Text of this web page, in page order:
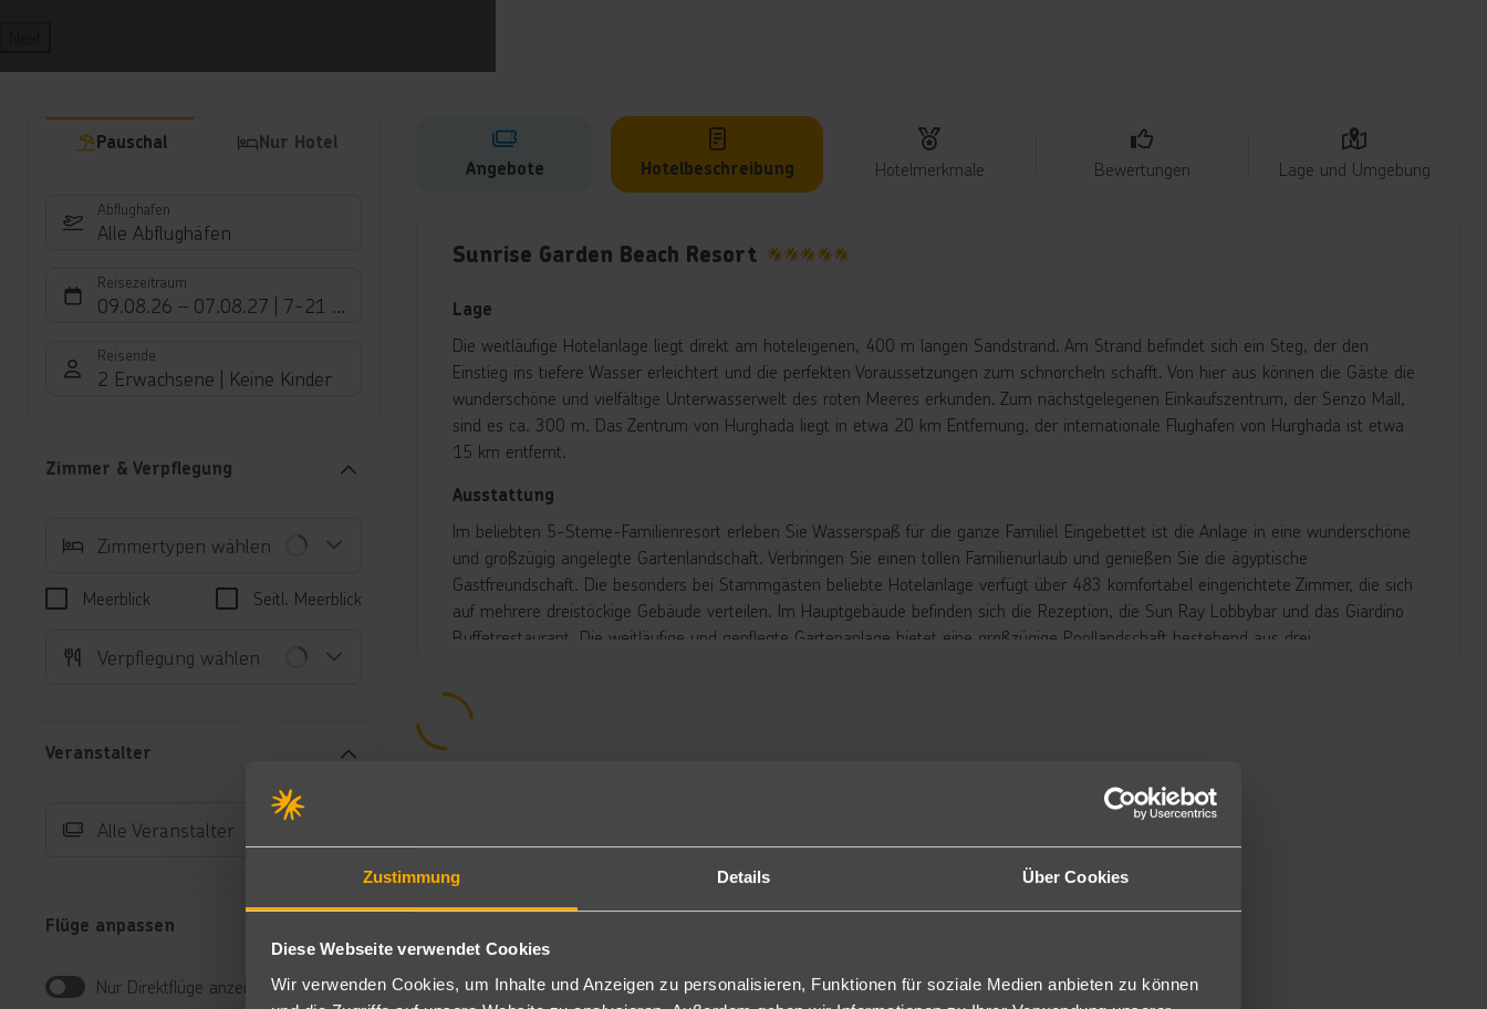
Zustimmung Details Über Cookies
Diese Webseite verwendet Cookies
Wir verwenden Cookies, um Inhalte und Anzeigen zu personalisieren, Funktionen für soziale Medien anbieten zu können
Pauschal Nur Hotel
Abflughafen
Alle Abflughäfen
Reisezeitraum
09.08.26 – 07.08.27 7-21 Nächte
Reisende
2 Erwachsene Keine Kinder
Zimmer & Verpflegung
Zimmertypen wählen
Meerblick Seitl. Meerblick
Verpflegung wählen
Veranstalter
Alle Veranstalter
Flüge anpassen
Nur Direktflüge anzeigen
Angebote Hotelbeschreibung Hotelmerkmale Bewertungen Lage und Umgebung
Sunrise Garden Beach Resort
Lage
Die weitläufige Hotelanlage liegt direkt am hoteleigenen, 400 m langen Sandstrand. Am Strand befindet sich ein Steg, der den
Einstieg ins tiefere Wasser erleichtert und die perfekten Voraussetzungen zum schnorcheln schafft. Von hier aus können die Gäste die
wunderschöne und vielfältige Unterwasserwelt des roten Meeres erkunden. Zum nächstgelegenen Einkaufszentrum, der Senzo Mall,
sind es ca. 300 m. Das Zentrum von Hurghada liegt in etwa 20 km Entfernung, der internationale Flughafen von Hurghada ist etwa
15 km entfernt.
Ausstattung
Im beliebten 5-Sterne-Familienresort erleben Sie Wasserspaß für die ganze Familie! Eingebettet ist die Anlage in eine wunderschöne
und großzügig angelegte Gartenlandschaft. Verbringen Sie einen tollen Familienurlaub und genießen Sie die ägyptische
Gastfreundschaft. Die besonders bei Stammgästen beliebte Hotelanlage verfügt über 483 komfortabel eingerichtete Zimmer, die sich
auf mehrere dreistöckige Gebäude verteilen. Im Hauptgebäude befinden sich die Rezeption, die Sun Ray Lobbybar und das Giardino
Buffetrestaurant. Die weitläufige und gepflegte Gartenanlage bietet eine großzügige Poollandschaft bestehend aus drei
hoteleigene Aquapark mit zwölf verschiedenen Wasserrutschen (Nutzung ab 1,20 m) und einem separaten Bereich mit zwei
Kinderrutschen (Oktopus, Snake) lassen die Herzen von großen und kleinen Wasserratten höher schlagen.
"SENTIDO Mamlouk Palace", die ebenfalls kostenfrei mitgenutzt werden können (Reservierung jeweils erforderlich). Ergänzend stehen
Ihnen acht verschiedene Bars zur Verfügung : Sun Ray Bar, Boulevard Bar (gegen Gebühr), Amuse Billardbar, Victoria Pub, Aqua Bar,
Oasis Pool Bar (im Hauptpool gelegen), Nasaya Beach Bar sowie ein Shisha Zelt (gegen Gebühr). Liegen, Sonnenschirme und
Badehandtücher sind am Pool und am Strand inklusive. Die Einrichtungen des "SENTIDO Mamlouk Palace Resorts" können mitgenutzt
werden.
Unterbringung
Doppelzimmer Superior: Die 45 m² großen geschmackvoll eingerichteten Doppelzimmer Superior (D) verfügen über Telefon, Bad